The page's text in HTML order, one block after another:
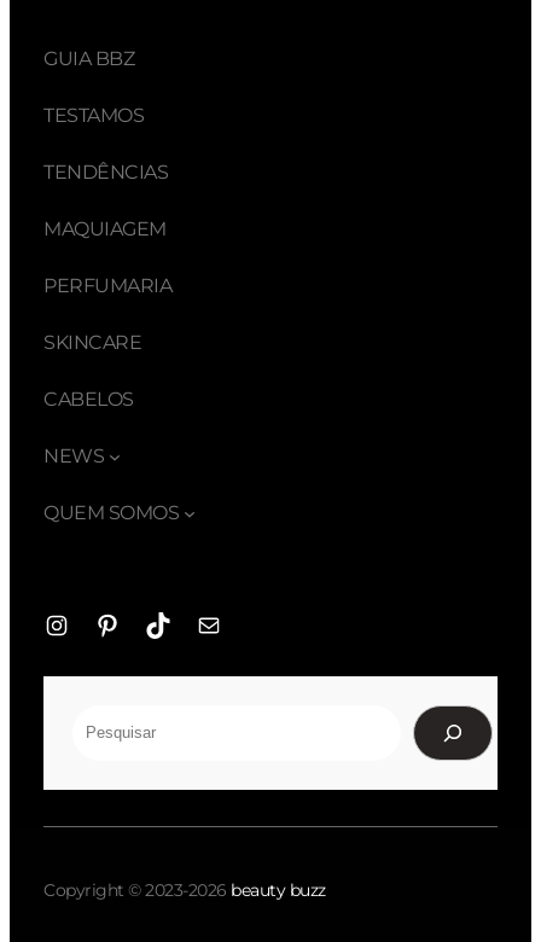
GUIA BBZ
TESTAMOS
TENDÊNCIAS
MAQUIAGEM
PERFUMARIA
SKINCARE
CABELOS
NEWS
QUEM SOMOS
InstagramPinterestTikTokE-
Copyright © 2023-2026 beauty buzz